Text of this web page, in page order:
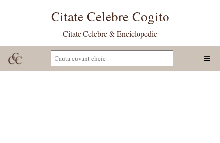
Citate Celebre Cogito
Citate Celebre & Enciclopedie